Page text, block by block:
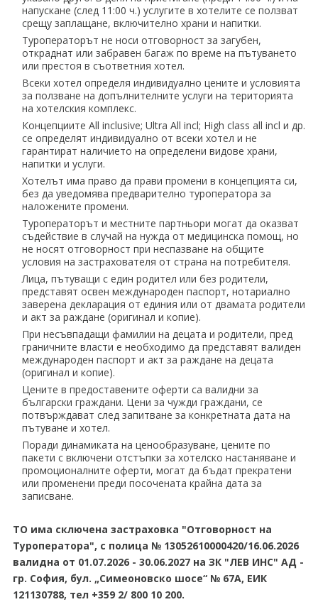
напускане (след 11:00 ч.) услугите в хотелите се ползват
срещу заплащане, включително храни и напитки.
Туроператорът не носи отговорност за загубен,
откраднат или забравен багаж по време на пътуването
или престоя в съответния хотел.
Всеки хотел определя индивидуално цените и условията
за ползване на допълнителните услуги на територията
на хотелския комплекс.
Концепциите All inclusive; Ultra All incl; High class all incl и др.
се определят индивидуално от всеки хотел и не
гарантират наличието на определени видове храни,
напитки и услуги.
Хотелът има право да прави промени в концепцията си,
без да уведомява предварително туроператора за
наложените промени.
Туроператорът и местните партньори могат да оказват
съдействие в случай на нужда от медицинска помощ, но
не носят отговорност при неспазване на общите
условия на застрахователя от страна на потребителя.
Лица, пътуващи с един родител или без родители,
представят освен международен паспорт, нотариално
заверена декларация от единия или от двамата родители
и акт за раждане (оригинал и копие).
При несъвпадащи фамилии на децата и родители, пред
граничните власти е необходимо да представят валиден
международен паспорт и акт за раждане на децата
(оригинал и копие).
Цените в предоставените оферти са валидни за
български граждани. Цени за чужди граждани, се
потвърждават след запитване за конкретната дата на
пътуване и хотел.
Поради динамиката на ценообразуване, цените по
пакети с включени отстъпки за хотелско настаняване и
промоционалните оферти, могат да бъдат прекратени
или променени преди посочената крайна дата за
записване.
ТO има сключена застраховка "Отговорност на
Туроператора", с полица № 13052610000420/16.06.2026
валидна от 01.07.2026 - 30.06.2027 на ЗК "ЛЕВ ИНС" АД -
гр. София, бул. „Симеоновско шосе“ № 67А, ЕИК
121130788, тел +359 2/ 800 10 200.